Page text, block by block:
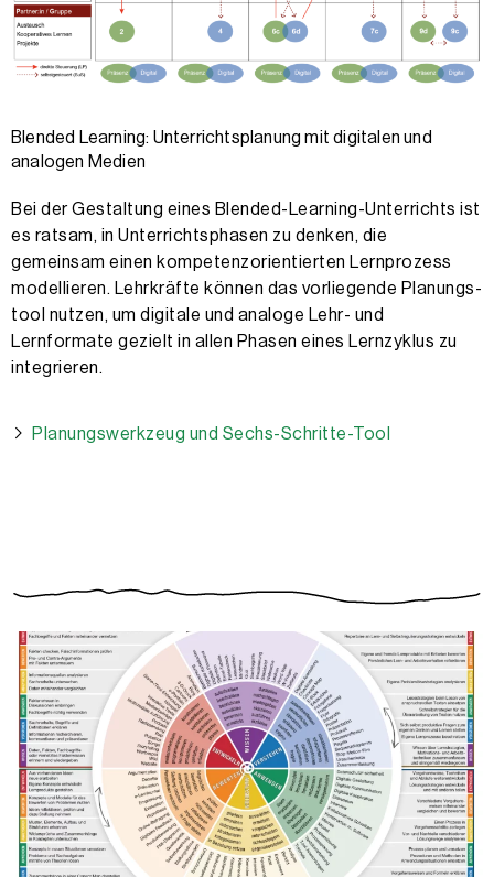
Blended Learning: Unterrichtsplanung mit digitalen und
analogen Medien
Bei der Gestaltung eines Blended-Learning-Unterrichts ist
es ratsam, in Unterrichtsphasen zu denken, die
gemeinsam einen kompetenzorientierten Lernprozess
modellieren. Lehrkräfte können das vorliegende Planungs­
tool nutzen, um digitale und analoge Lehr- und
Lernformate gezielt in allen Phasen eines Lernzyklus zu
integrieren.
Planungswerkzeug und Sechs-Schritte-Tool